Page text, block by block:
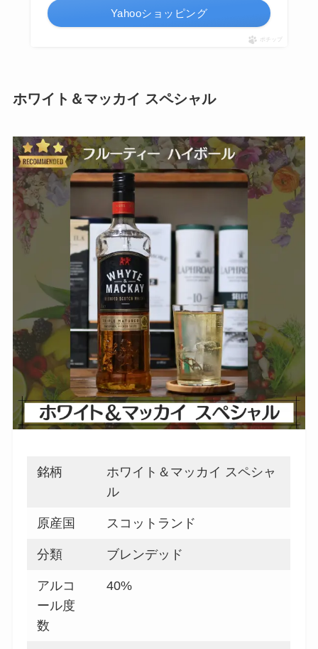
Yahooショッピング
ポチップ
ホワイト＆マッカイ スペシャル
銘柄
ホワイト＆マッカイ スペシャ
ル
原産国 スコットランド
分類 ブレンデッド
アルコ
ール度
数
40%